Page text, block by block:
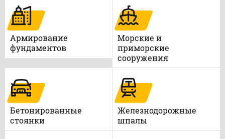
Армирование
фундаментов
Морские и
приморские
сооружения
Бетонированные
стоянки
Железнодорожные
шпалы